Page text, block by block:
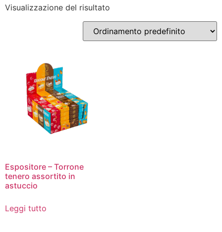
Visualizzazione del risultato
Espositore – Torrone
tenero assortito in
astuccio
Leggi tutto